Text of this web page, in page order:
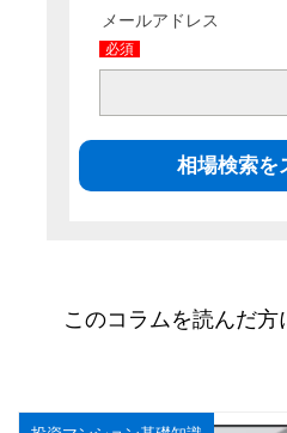
メールアドレス
必須
このコラムを読んだ方